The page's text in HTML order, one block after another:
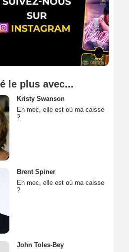
le plus avec...
Kristy Swanson
Eh mec, elle est où ma caisse
?
Brent Spiner
Eh mec, elle est où ma caisse
?
John Toles-Bey